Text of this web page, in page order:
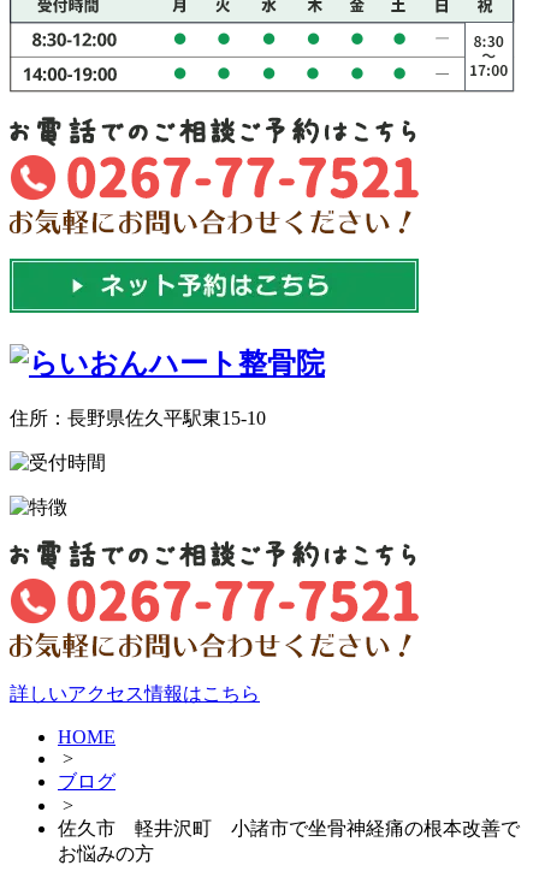
住所：長野県佐久平駅東15-10
詳しいアクセス情報はこちら
HOME
>
ブログ
>
佐久市 軽井沢町 小諸市で坐骨神経痛の根本改善で
お悩みの方